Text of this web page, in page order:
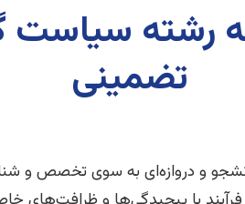
رشته
تضمینی
و دروازه‌ای به سوی تخصص و